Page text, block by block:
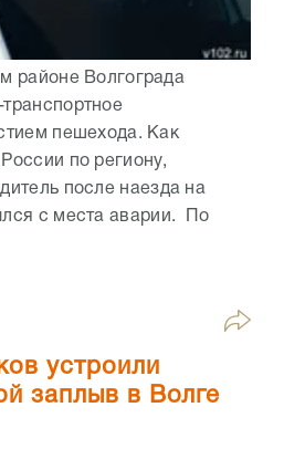
районе Волгограда
пешехода. Как
по региону,
после наезда на
с места аварии. По
устроили
заплыв в Волге